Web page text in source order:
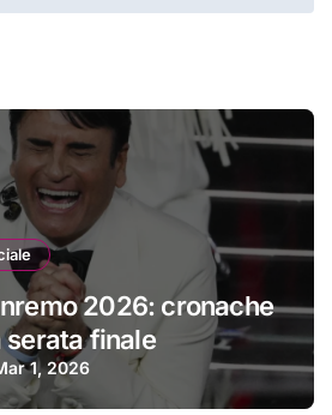
2026: cronache
serata finale
1, 2026